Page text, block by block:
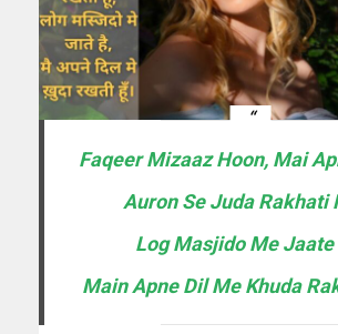
Faqeer Mizaaz Hoon, Mai
Auron Se Juda Rakhati
Log Masjido Me Jaate
Main Apne Dil Me Khuda